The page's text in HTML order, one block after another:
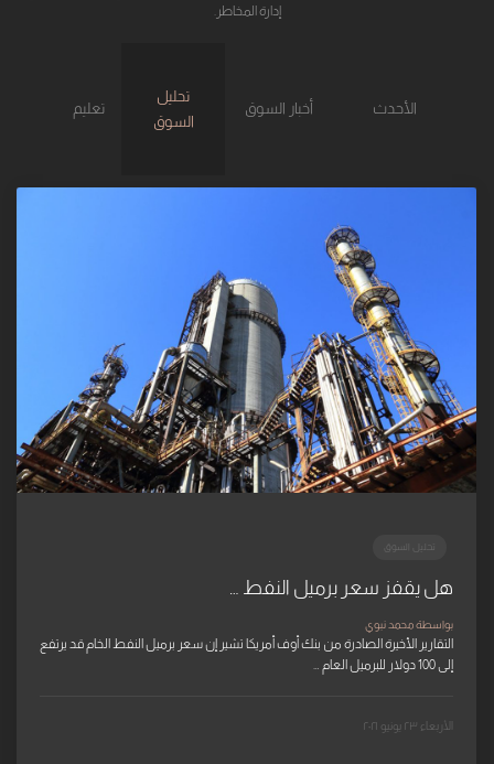
إدارة المخاطر.
الأحدث أخبار السوق
تحليل
السوق
تعليم
هل يقفز سعر برميل النفط …
بواسطة محمد نبوي
التقارير الأخيرة الصادرة من بنك أوف أمريكا تشير إن سعر برميل النفط الخام قد يرتفع
إلى 100 دولار للبرميل العام …
الأربعاء ٢٣ يونيو ٢٠٢١